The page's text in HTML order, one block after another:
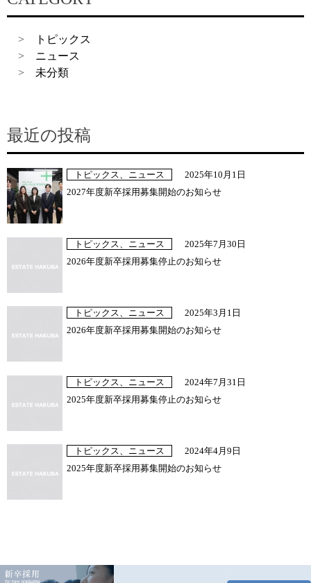
トピックス
ニュース
未分類
最近の投稿
トピックス、ニュース
2025年10月1日
2027年度新卒採用募集開始のお知らせ
トピックス、ニュース
2025年7月30日
2026年度新卒採用募集停止のお知らせ
トピックス、ニュース
2025年3月1日
2026年度新卒採用募集開始のお知らせ
トピックス、ニュース
2024年7月31日
2025年度新卒採用募集停止のお知らせ
トピックス、ニュース
2024年4月9日
2025年度新卒採用募集開始のお知らせ